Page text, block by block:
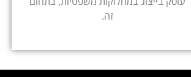
זה.